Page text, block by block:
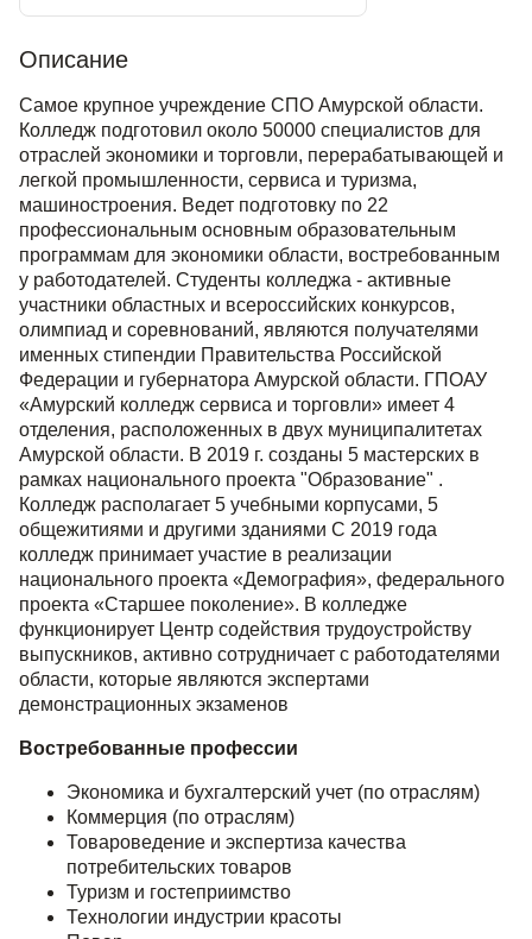
Описание
Самое крупное учреждение СПО Амурской области.
Колледж подготовил около 50000 специалистов для
отраслей экономики и торговли, перерабатывающей и
легкой промышленности, сервиса и туризма,
машиностроения. Ведет подготовку по 22
профессиональным основным образовательным
программам для экономики области, востребованным
у работодателей. Студенты колледжа - активные
участники областных и всероссийских конкурсов,
олимпиад и соревнований, являются получателями
именных стипендии Правительства Российской
Федерации и губернатора Амурской области. ГПОАУ
«Амурский колледж сервиса и торговли» имеет 4
отделения, расположенных в двух муниципалитетах
Амурской области. В 2019 г. созданы 5 мастерских в
рамках национального проекта "Образование" .
Колледж располагает 5 учебными корпусами, 5
общежитиями и другими зданиями С 2019 года
колледж принимает участие в реализации
национального проекта «Демография», федерального
проекта «Старшее поколение». В колледже
функционирует Центр содействия трудоустройству
выпускников, активно сотрудничает с работодателями
области, которые являются экспертами
демонстрационных экзаменов
Востребованные профессии
Экономика и бухгалтерский учет (по отраслям)
Коммерция (по отраслям)
Товароведение и экспертиза качества
потребительских товаров
Туризм и гостеприимство
Технологии индустрии красоты